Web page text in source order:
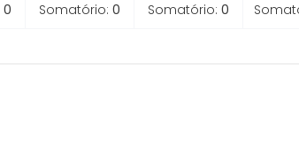
0
Somatório: 0
Somatório: 0